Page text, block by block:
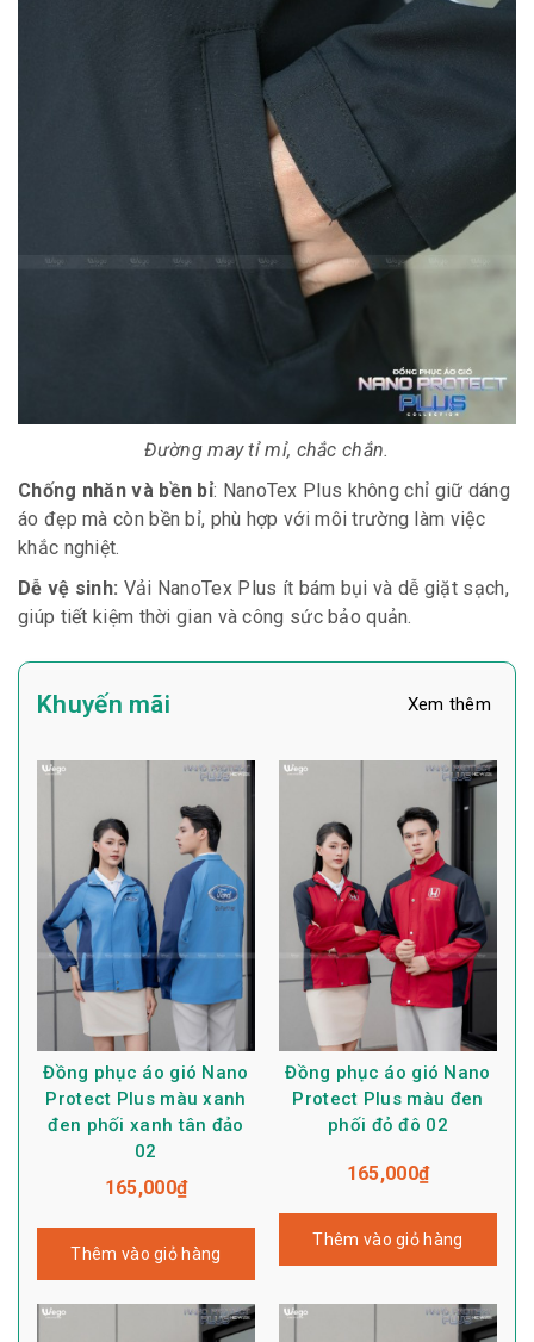
Đường may tỉ mỉ, chắc chắn.
Chống nhăn và bền bỉ: NanoTex Plus không chỉ giữ dáng
áo đẹp mà còn bền bỉ, phù hợp với môi trường làm việc
khắc nghiệt.
Dễ vệ sinh: Vải NanoTex Plus ít bám bụi và dễ giặt sạch,
giúp tiết kiệm thời gian và công sức bảo quản.
Khuyến mãi Xem thêm
Đồng phục áo gió Nano
Protect Plus màu xanh
đen phối xanh tân đảo
02
165,000₫
Thêm vào giỏ hàng
Đồng phục áo gió Nano
Protect Plus màu đen
phối đỏ đô 02
165,000₫
Thêm vào giỏ hàng